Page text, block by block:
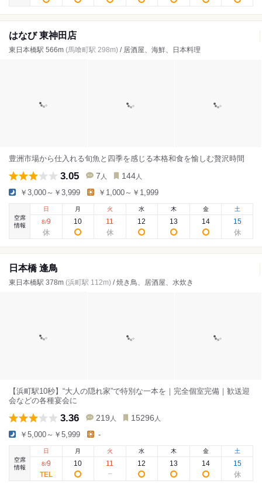
はなび 東神田店
東日本橋駅 566m (馬喰町駅 298m) / 居酒屋、海鮮、日本料理
豊洲市場から仕入れる旬魚と四季を感じる本格和食を愉しむ贅沢時間
3.05 7 人 144 人
￥3,000～￥3,999 ￥1,000～￥1,999
空席
情報
日
8/9
月
10
火
11
水
12
木
13
金
14
土
15
日本橋 逢鳥
東日本橋駅 378m (浜町駅 112m) / 焼き鳥、居酒屋、水炊き
【浜町駅10秒】“大人の隠れ家”で特別な一本を｜完全個室完備｜歓送迎
会などの各種宴会に
3.36 219 人 15296 人
￥5,000～￥5,999 -
空席
情報
日
8/9
月
10
火
11
水
12
木
13
金
14
土
15